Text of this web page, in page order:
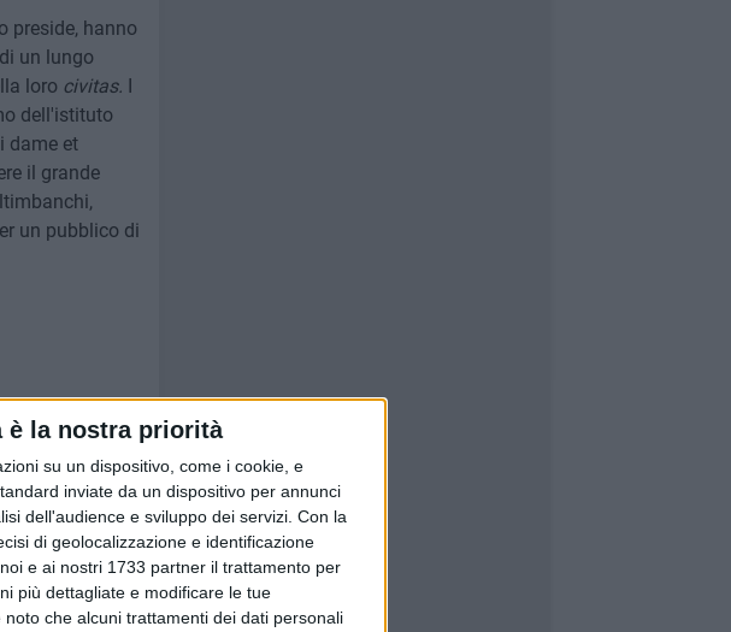
è la nostra priorità
su un dispositivo, come i cookie, e
inviate da un dispositivo per annunci
dell'audience e sviluppo dei servizi. Con la
di geolocalizzazione e identificazione
e ai nostri 1733 partner il trattamento per
più dettagliate e modificare le tue
noto che alcuni trattamenti dei dati personali
preside, hanno
un lungo
loro civitas. I
dell'istituto
dame et
il grande
un pubblico di
Umfredo di